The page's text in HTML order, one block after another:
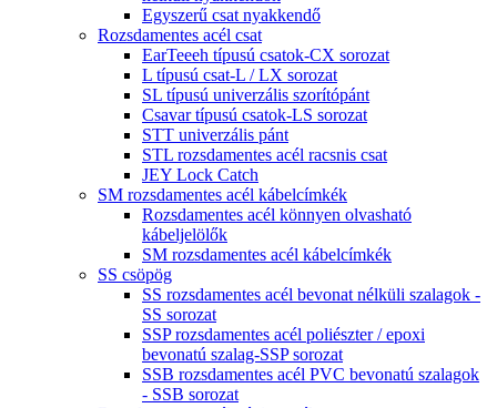
Egyszerű csat nyakkendő
Rozsdamentes acél csat
EarTeeeh típusú csatok-CX sorozat
L típusú csat-L / LX sorozat
SL típusú univerzális szorítópánt
Csavar típusú csatok-LS sorozat
STT univerzális pánt
STL rozsdamentes acél racsnis csat
JEY Lock Catch
SM rozsdamentes acél kábelcímkék
Rozsdamentes acél könnyen olvasható
kábeljelölők
SM rozsdamentes acél kábelcímkék
SS csöpög
SS rozsdamentes acél bevonat nélküli szalagok -
SS sorozat
SSP rozsdamentes acél poliészter / epoxi
bevonatú szalag-SSP sorozat
SSB rozsdamentes acél PVC bevonatú szalagok
- SSB sorozat